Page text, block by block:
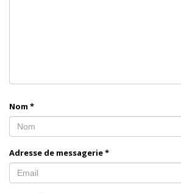
Nom *
Adresse de messagerie*